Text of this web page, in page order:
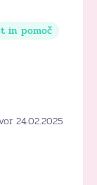
in pomoč
24.02.2025